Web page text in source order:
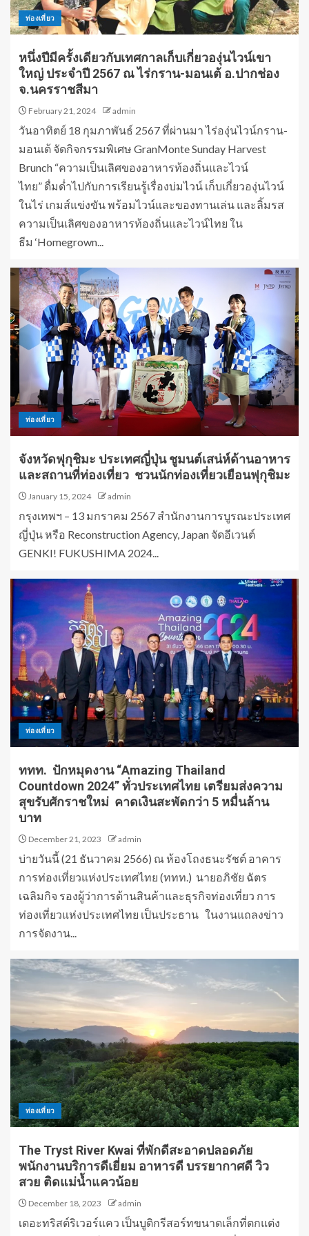
ท่องเที่ยว
หนึ่งปีมีครั้งเดียว​กับเทศกาลเก็บเกี่ยวองุ่นไวน์เขา
ใหญ่ ประจำปี 2567 ณ ไร่กราน-มอนเต้​ อ.ปากช่อง​
จ.นครราชสีมา​
February 21, 2024 admin
วันอาทิตย์ 18 กุมภาพันธ์ 2567 ที่ผ่านมา​ ไร่องุ่นไวน์กราน-
มอนเต้ จัดกิจกรรมพิเศษ GranMonte Sunday Harvest
Brunch “ความเป็นเลิศของอาหารท้องถิ่นและไวน์
ไทย” ดื่มด่ำไปกับการเรียนรู้เรื่องบ่มไวน์ เก็บเกี่ยวองุ่นไวน์
ในไร่ เกมส์แข่งขัน พร้อมไวน์และของทานเล่น และลิ้มรส
ความเป็นเลิศของอาหารท้องถิ่นและไวน์ไทย ใน
ธีม ‘Homegrown...
ท่องเที่ยว
จังหวัดฟุกุชิมะ ประเทศญี่ปุ่น ชูมนต์เสน่ห์ด้านอาหาร
และสถานที่ท่องเที่ยว ชวนนักท่องเที่ยวเยือนฟุกุชิมะ
January 15, 2024 admin
กรุงเทพฯ – 13 มกราคม 2567 สำนักงานการบูรณะประเทศ
ญี่ปุ่น หรือ Reconstruction Agency, Japan จัดอีเวนต์
GENKI! FUKUSHIMA 2024...
ท่องเที่ยว
ททท. ปักหมุดงาน “Amazing Thailand
Countdown 2024” ทั่วประเทศไทย เตรียมส่งความ
สุขรับศักราชใหม่ คาดเงินสะพัดกว่า 5 หมื่นล้าน
บาท
December 21, 2023 admin
บ่ายวันนี้ (21 ธันวาคม 2566) ณ ห้องโถงธนะรัชต์ อาคาร
การท่องเที่ยวแห่งประเทศไทย (ททท.) นายอภิชัย ฉัตร
เฉลิมกิจ รองผู้ว่าการด้านสินค้าและธุรกิจท่องเที่ยว การ
ท่องเที่ยวแห่งประเทศไทย เป็นประธาน ในงานแถลงข่าว
การจัดงาน...
ท่องเที่ยว
The Tryst River Kwai ที่พักดีสะอาดปลอดภัย
พนักงานบริการดีเยี่ยม อาหารดี บรรยากาศดี วิว
สวย ติดแม่น้ำแควน้อย
December 18, 2023 admin
เดอะทริสต์ริเวอร์แคว เป็นบูติกรีสอร์ทขนาดเล็กที่ตกแต่ง